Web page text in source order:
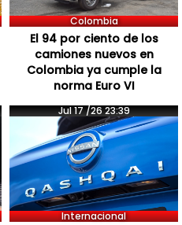
Colombia
El 94 por ciento de los
camiones nuevos en
Colombia ya cumple la
norma Euro VI
Jul 17 /26 23:39
Internacional